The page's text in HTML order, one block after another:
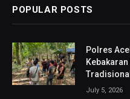
POPULAR POSTS
Polres
July 5, 2026